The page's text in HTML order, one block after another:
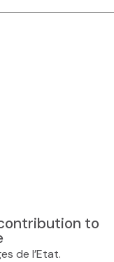
to
de l’Etat.